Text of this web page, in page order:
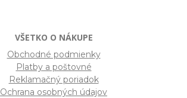
VŠETKO O NÁKUPE
Obchodné podmienky
Platby a poštovné
Reklamačný poriadok
Ochrana osobných údajov